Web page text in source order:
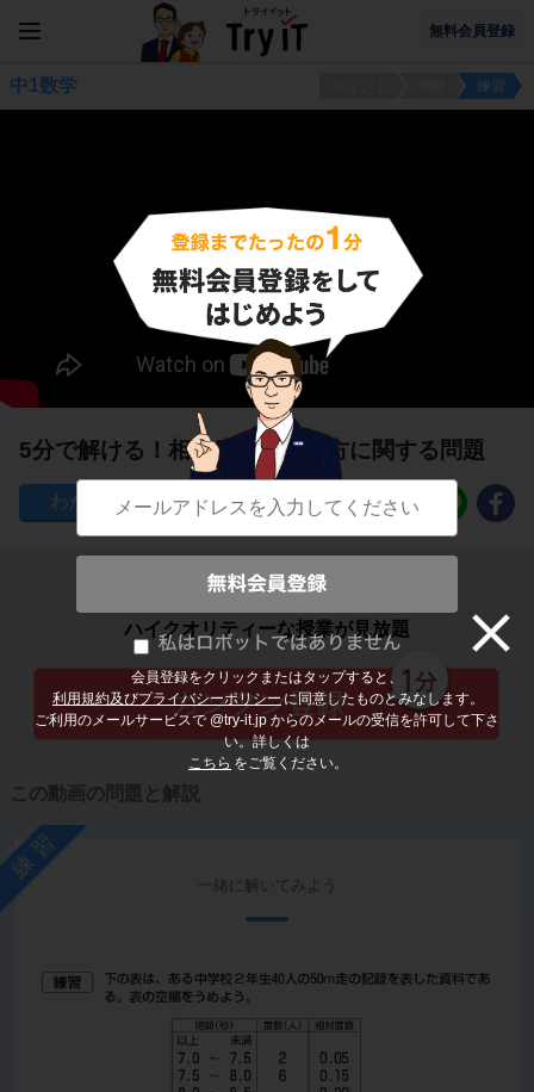
無料会員登録
会員登録をクリックまたはタップすると、
利用規約及びプライバシーポリシー に同意したものとみなします。
ご利用のメールサービスで @try-it.jp からのメールの受信を許可して下さ
い。詳しくは
こちら をご覧ください。
中1数学 練習
5分で解ける！相対度数の求め方に関する問題
265
子どもの勉強から大人の学び直しまで
ハイクオリティーな授業が見放題
この動画の問題と解説
練習
一緒に解いてみよう